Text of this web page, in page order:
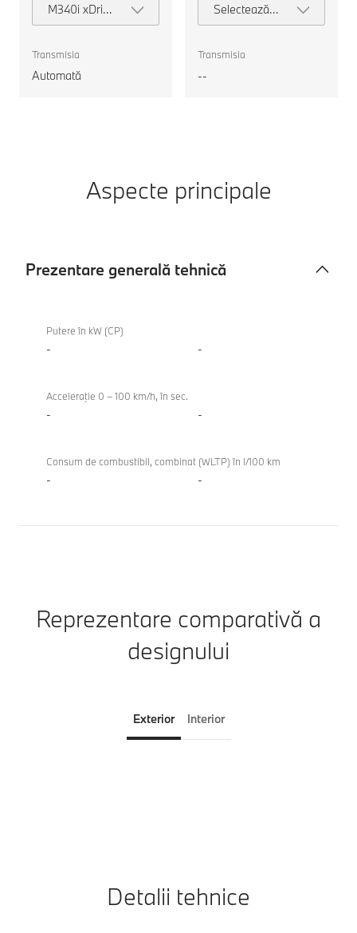
M340i xDrive
Touring
Transmisia
Automată
Selectează
motorul
Transmisia
--
Aspecte principale
Prezentare generală tehnică
generală
tehnică
xDrive
Touring
Putere în kW (CP)
- -
Acceleraţie 0 – 100 km/h, în sec.
- -
Consum de combustibil, combinat (WLTP) în l/100 km
- -
Reprezentare comparativă a
designului
Exterior Interior
Detalii tehnice